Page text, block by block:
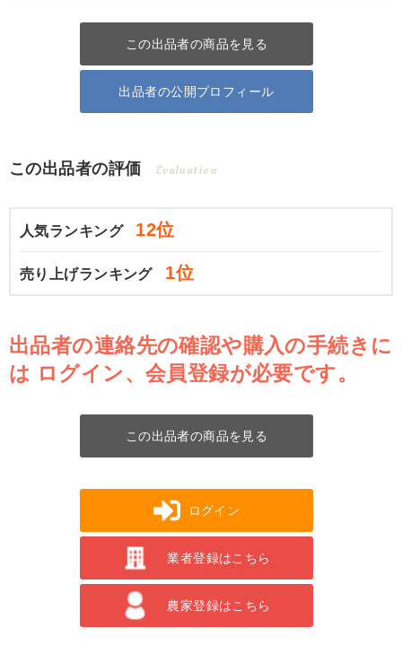
この出品者の商品を見る
出品者の公開プロフィール
この出品者の評価 Evaluation
人気ランキング 12位
売り上げランキング 1位
出品者の連絡先の確認や購入の手続きに
は ログイン、会員登録が必要です。
この出品者の商品を見る
ログイン
業者登録はこちら
農家登録はこちら